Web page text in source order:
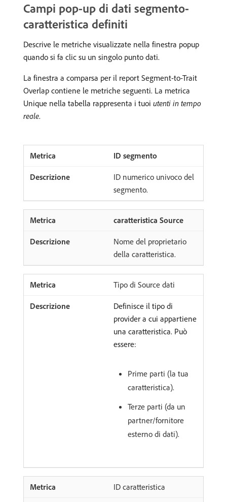
Campi pop-up di dati segmento-
caratteristica definiti
Descrive le metriche visualizzate nella finestra popup
quando si fa clic su un singolo punto dati.
La finestra a comparsa per il report Segment-to-Trait
Overlap contiene le metriche seguenti. La metrica
Unique nella tabella rappresenta i tuoi utenti in tempo
reale.
ID segmento
ID numerico univoco del
segmento.
caratteristica Source
Nome del proprietario
della caratteristica.
Tipo di Source dati
Definisce il tipo di
provider a cui appartiene
una caratteristica. Può
essere:
Prime parti (la tua
caratteristica).
Terze parti (da un
partner/fornitore
esterno di dati).
ID caratteristica